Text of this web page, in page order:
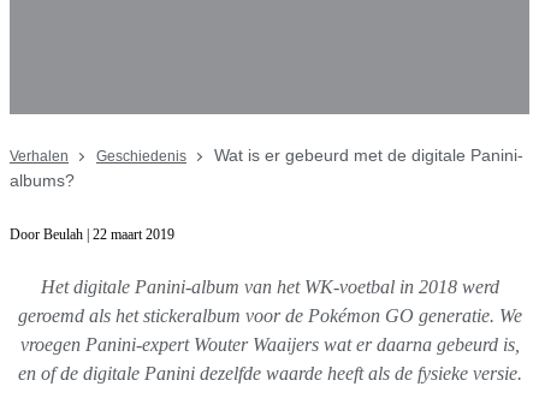
Verhalen Geschiedenis
Wat is er gebeurd met de digitale Panini-
albums?
Door Beulah | 22 maart 2019
Het digitale Panini-album van het WK-voetbal in 2018 werd
geroemd als het stickeralbum voor de Pokémon GO generatie. We
vroegen Panini-expert Wouter Waaijers wat er daarna gebeurd is,
en of de digitale Panini dezelfde waarde heeft als de fysieke versie.